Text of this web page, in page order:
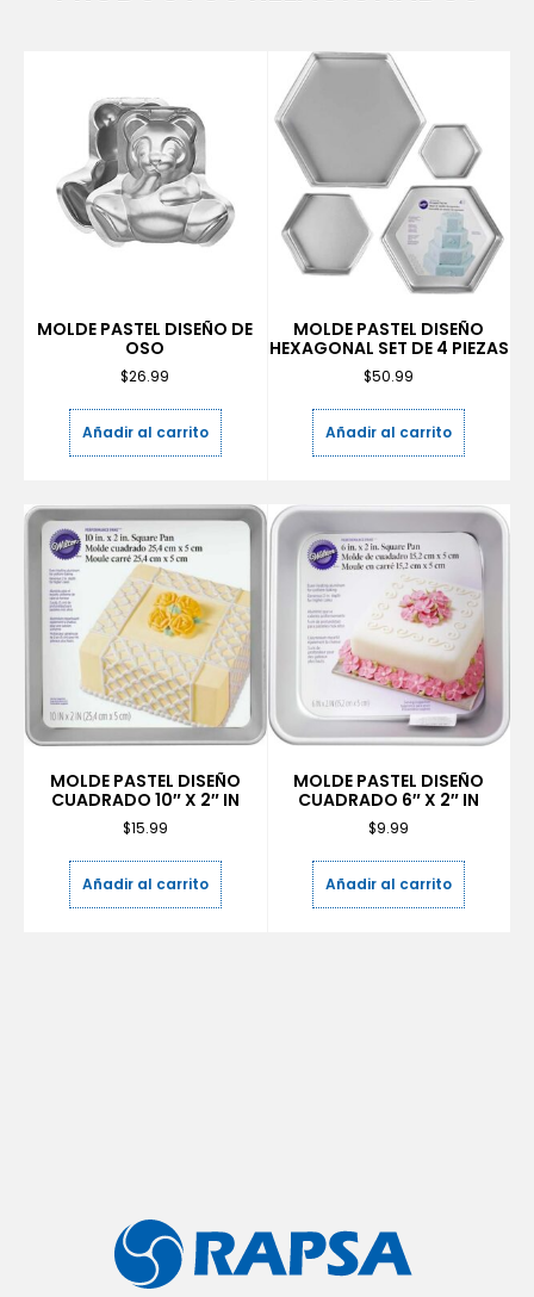
MOLDE PASTEL DISEÑO DE
OSO
$26.99
Añadir al carrito
MOLDE PASTEL DISEÑO
HEXAGONAL SET DE 4 PIEZAS
$50.99
Añadir al carrito
MOLDE PASTEL DISEÑO
CUADRADO 10″ X 2″ IN
$15.99
Añadir al carrito
MOLDE PASTEL DISEÑO
CUADRADO 6″ X 2″ IN
$9.99
Añadir al carrito